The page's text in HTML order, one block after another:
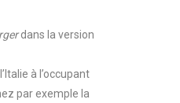
dans la version
à l’occupant
par exemple la